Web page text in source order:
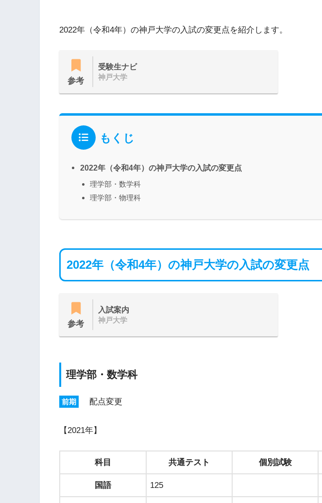
2022年（令和4年）の神戸大学の入試の変更点を紹介します。
参考
受験生ナビ
神戸大学
もくじ
2022年（令和4年）の神戸大学の入試の変更点
理学部・数学科
理学部・物理科
2022年（令和4年）の神戸大学の入試の変更点
参考
入試案内
神戸大学
理学部・数学科
前期 配点変更
【2021年】
科目 共通テスト 個別試験
国語 125